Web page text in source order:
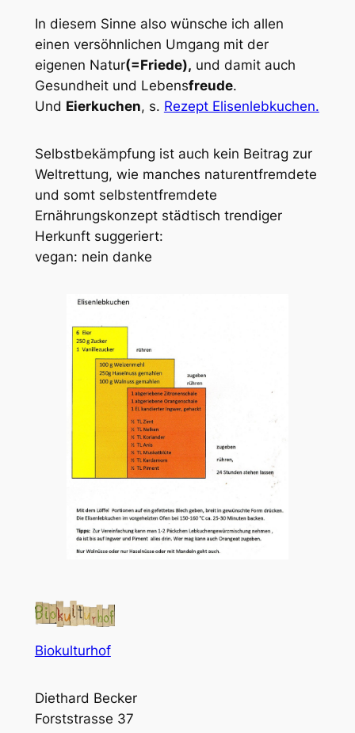
In diesem Sinne also wünsche ich allen
einen versöhnlichen Umgang mit der
eigenen Natur(=Friede), und damit auch
Gesundheit und Lebensfreude.
Und Eierkuchen, s. Rezept Elisenlebkuchen.
Selbstbekämpfung ist auch kein Beitrag zur
Weltrettung, wie manches naturentfremdete
und somt selbstentfremdete
Ernährungskonzept städtisch trendiger
Herkunft suggeriert:
vegan: nein danke
Biokulturhof
Diethard Becker
Forststrasse 37